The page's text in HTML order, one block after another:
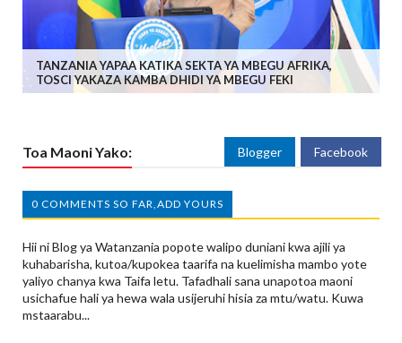
TANZANIA YAPAA KATIKA SEKTA YA MBEGU AFRIKA,
TOSCI YAKAZA KAMBA DHIDI YA MBEGU FEKI
Toa Maoni Yako: Blogger Facebook
0 COMMENTS SO FAR,ADD YOURS
Hii ni Blog ya Watanzania popote walipo duniani kwa ajili ya
kuhabarisha, kutoa/kupokea taarifa na kuelimisha mambo yote
yaliyo chanya kwa Taifa letu. Tafadhali sana unapotoa maoni
usichafue hali ya hewa wala usijeruhi hisia za mtu/watu. Kuwa
mstaarabu...